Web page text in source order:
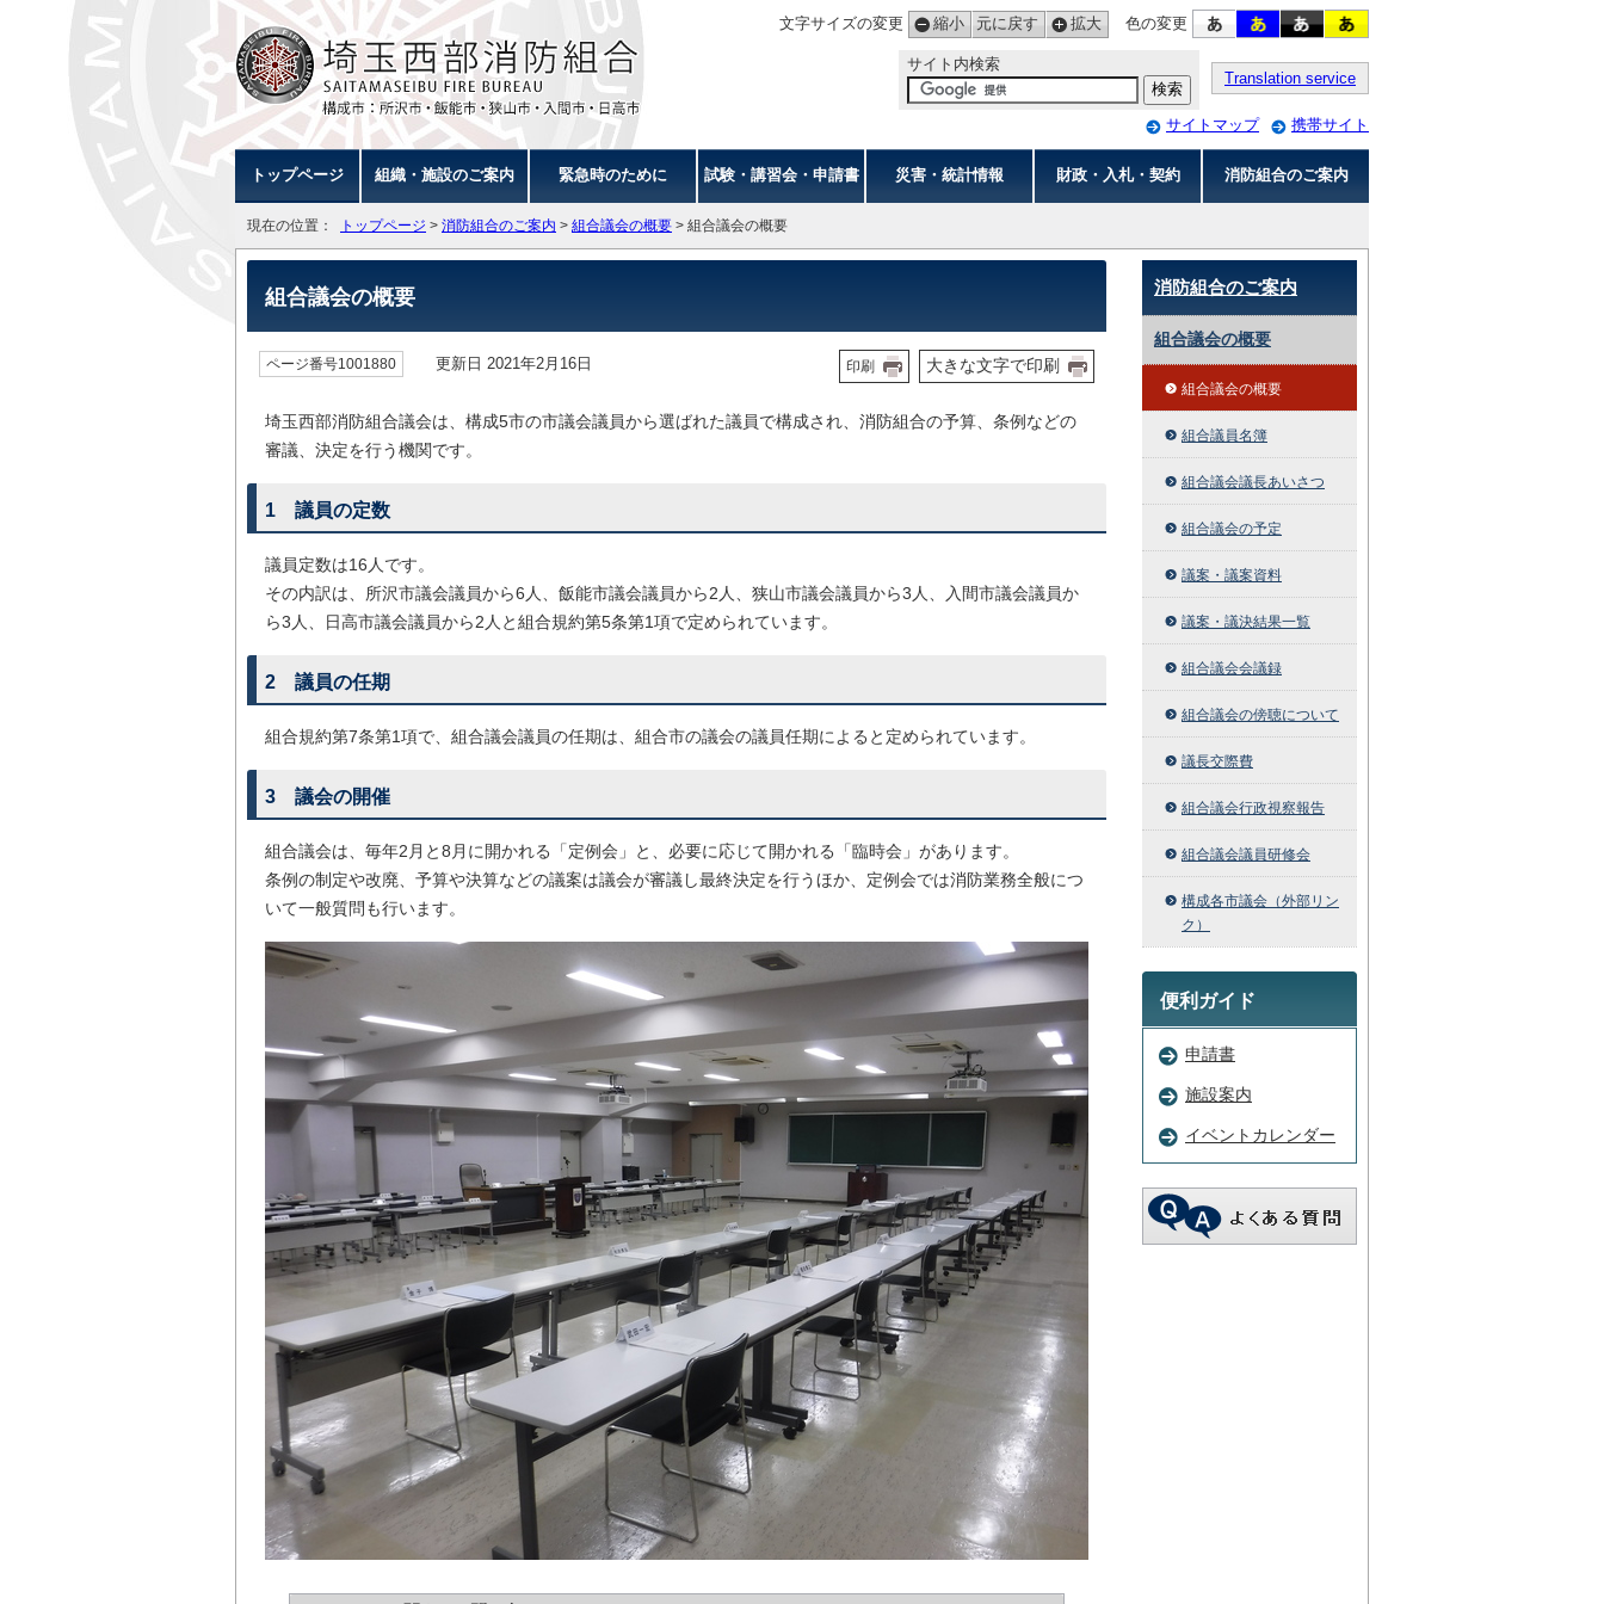
文字サイズの変更 縮小 元に戻す 拡大 色の変更
サイト内検索
Translation service
サイトマップ 携帯サイト
トップページ 組織・施設のご案内 緊急時のために 試験・講習会・申請書 災害・統計情報 財政・入札・契約 消防組合のご案内
現在の位置： トップページ > 消防組合のご案内 > 組合議会の概要 > 組合議会の概要
組合議会の概要
ページ番号1001880 更新日 2021年2月16日 印刷 大きな文字で印刷
埼玉西部消防組合議会は、構成5市の市議会議員から選ばれた議員で構成され、消防組合の予算、条例などの
審議、決定を行う機関です。
1 議員の定数
議員定数は16人です。
その内訳は、所沢市議会議員から6人、飯能市議会議員から2人、狭山市議会議員から3人、入間市議会議員か
ら3人、日高市議会議員から2人と組合規約第5条第1項で定められています。
2 議員の任期
組合規約第7条第1項で、組合議会議員の任期は、組合市の議会の議員任期によると定められています。
3 議会の開催
組合議会は、毎年2月と8月に開かれる「定例会」と、必要に応じて開かれる「臨時会」があります。
条例の制定や改廃、予算や決算などの議案は議会が審議し最終決定を行うほか、定例会では消防業務全般につ
いて一般質問も行います。
消防組合のご案内
組合議会の概要
組合議会の概要
組合議員名簿
組合議会議長あいさつ
組合議会の予定
議案・議案資料
議案・議決結果一覧
組合議会会議録
組合議会の傍聴について
議長交際費
組合議会行政視察報告
組合議会議員研修会
構成各市議会（外部リン
ク）
便利ガイド
申請書
施設案内
イベントカレンダー